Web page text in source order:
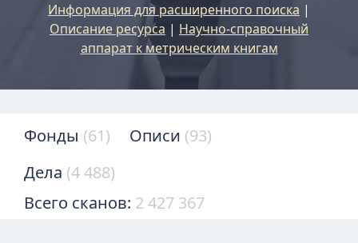
Информация для расширенного поиска |
Описание ресурса | Научно-справочный
аппарат к метрическим книгам
Фонды (61) Описи (93)
Дела (4 488)
Всего сканов: 2 427 367